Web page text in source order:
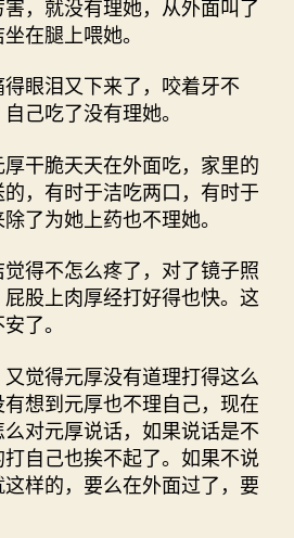
，就没有理她，从外面叫了
在腿上喂她。
眼泪又下来了，咬着牙不
己吃了没有理她。
干脆天天在外面吃，家里的
，有时于洁吃两口，有时于
了为她上药也不理她。
得不怎么疼了，对了镜子照
股上肉厚经打好得也快。这
了。
觉得元厚没有道理打得这么
想到元厚也不理自己，现在
对元厚说话，如果说话是不
自己也挨不起了。如果不说
样的，要么在外面过了，要